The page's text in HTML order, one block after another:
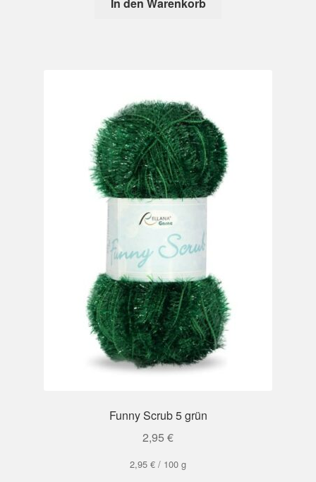
In den Warenkorb
Funny Scrub 5 grün
2,95 €
2,95 € / 100 g